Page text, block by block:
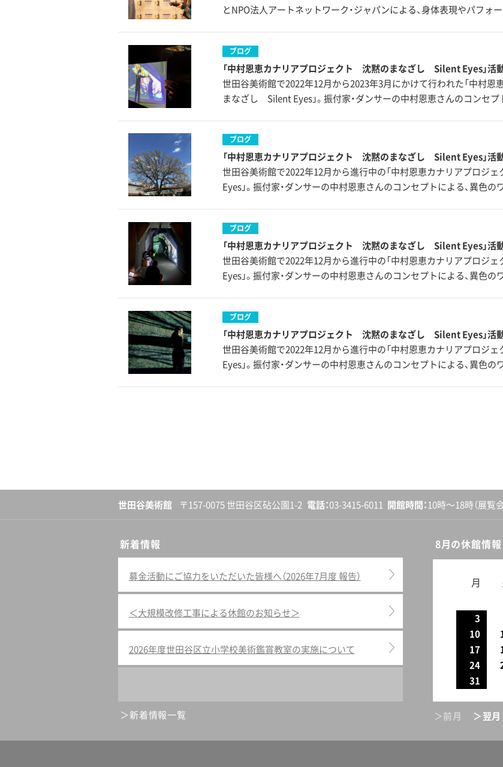
とNPO法人アートネットワーク・ジャパンによる、身体表現やパフ
ブログ
「中村恩恵カナリアプロジェクト 沈黙のまなざし Silent Eyes」活
世田谷美術館で2022年12月から2023年3月にかけて行われた「中村
まなざし Silent Eyes」。振付家・ダンサーの中村恩恵さんのコンセプ
ブログ
「中村恩恵カナリアプロジェクト 沈黙のまなざし Silent Eyes」活
世田谷美術館で2022年12月から進行中の「中村恩恵カナリアプロ
Eyes」。振付家・ダンサーの中村恩恵さんのコンセプトによる、異色の
ブログ
「中村恩恵カナリアプロジェクト 沈黙のまなざし Silent Eyes」活
世田谷美術館で2022年12月から進行中の「中村恩恵カナリアプロ
Eyes」。振付家・ダンサーの中村恩恵さんのコンセプトによる、異色の
ブログ
「中村恩恵カナリアプロジェクト 沈黙のまなざし Silent Eyes」活
世田谷美術館で2022年12月から進行中の「中村恩恵カナリアプロ
Eyes」。振付家・ダンサーの中村恩恵さんのコンセプトによる、異色の
世田谷美術館 〒157-0075 世田谷区砧公園1-2 電話 03-3415-6011 開館時間 10時〜18時 （展覧
新着情報
募金活動にご協力をいただいた皆様へ（2026年7月度 報告）
＜大規模改修工事による休館のお知らせ＞
2026年度世田谷区立小学校美術鑑賞教室の実施について
新着情報一覧
8月の休館情報
月
3
10
17
24
31
＞前月 ＞翌月